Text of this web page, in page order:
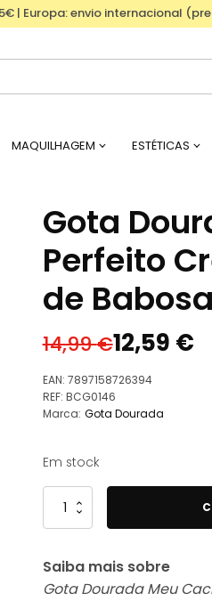
| Europa: envio internacional
MAQUILHAGEM ESTÉTICAS
Gota
Perfeito
de Babosa
14,99€
O
preço
original
era:
12,59 €
O
preço
atual
é:
EAN: 7897158726394
REF: BCG0146
Marca: Gota Dourada
Em stock
Quantidade
de
Dourada
Meu
Saiba mais sobre
Gota Dourada Meu